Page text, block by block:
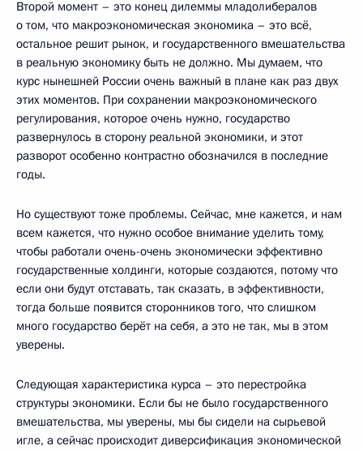
Второй момент – это конец дилеммы младолибералов
о том, что макроэкономическая экономика – это всё,
остальное решит рынок, и государственного вмешательства
в реальную экономику быть не должно. Мы думаем, что
курс нынешней России очень важный в плане как раз двух
этих моментов. При сохранении макроэкономического
регулирования, которое очень нужно, государство
развернулось в сторону реальной экономики, и этот
разворот особенно контрастно обозначился в последние
годы.
Но существуют тоже проблемы. Сейчас, мне кажется, и нам
всем кажется, что нужно особое внимание уделить тому,
чтобы работали очень-очень экономически эффективно
государственные холдинги, которые создаются, потому что
если они будут отставать, так сказать, в эффективности,
тогда больше появится сторонников того, что слишком
много государство берёт на себя, а это не так, мы в этом
уверены.
Следующая характеристика курса – это перестройка
структуры экономики. Если бы не было государственного
вмешательства, мы уверены, мы бы сидели на сырьевой
игле, а сейчас происходит диверсификация экономической